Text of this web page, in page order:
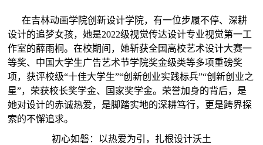
在吉林动画学院创新设计学院，有一位步履不停、深耕
设计的追梦女孩，她是2022级视觉传达设计专业视觉第一工
作室的薛雨桐。在校期间，她斩获全国高校艺术设计大赛一
等奖、中国大学生广告艺术节学院奖金级类等多项重磅奖
项，获评校级“十佳大学生”“创新创业实践标兵”“创新创业之
星”，荣获校长奖学金、国家奖学金。荣誉加身的背后，是
她对设计的赤诚热爱，是脚踏实地的深耕笃行，更是跨界探
索的不懈追求。
初心如磐：以热爱为引，扎根设计沃土